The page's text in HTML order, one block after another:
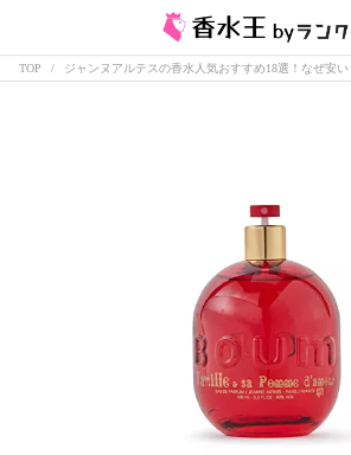
TOP ジャンヌアルテスの香水人気おすすめ18選！なぜ安